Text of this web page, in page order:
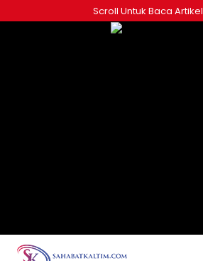
to
Scroll Untuk Baca Artikel